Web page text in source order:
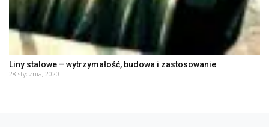
Liny stalowe – wytrzymałość, budowa i zastosowanie
28 stycznia, 2020